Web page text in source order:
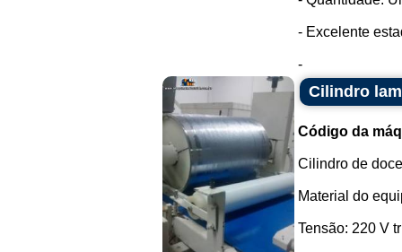
- Excelente
-
Cilindro
Código da
Cilindro de
Material do
Tensão: 220 V